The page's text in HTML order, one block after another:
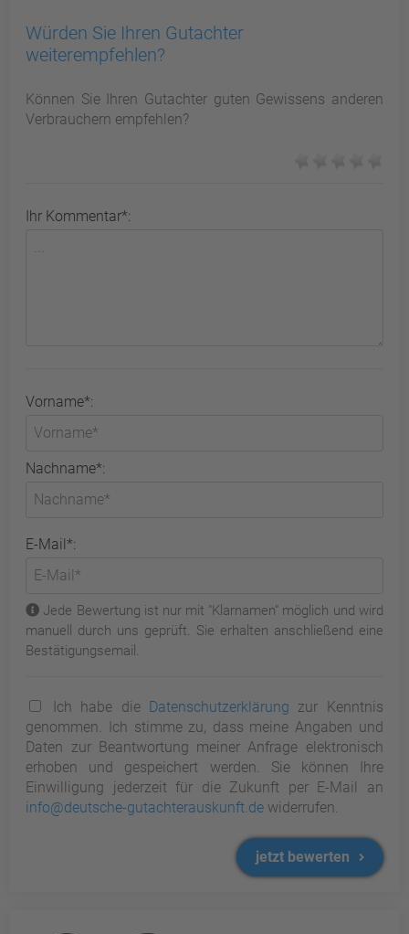
Würden Sie Ihren Gutachter
weiterempfehlen?
Können Sie Ihren Gutachter guten Gewissens anderen
Verbrauchern empfehlen?
Ihr Kommentar*:
Vorname*:
Nachname*:
E-Mail*:
Jede Bewertung ist nur mit "Klarnamen" möglich und wird
manuell durch uns geprüft. Sie erhalten anschließend eine
Bestätigungsemail.
Ich habe die Datenschutzerklärung zur Kenntnis
genommen. Ich stimme zu, dass meine Angaben und
Daten zur Beantwortung meiner Anfrage elektronisch
erhoben und gespeichert werden. Sie können Ihre
Einwilligung jederzeit für die Zukunft per E-Mail an
info@deutsche-gutachterauskunft.de widerrufen.
jetzt bewerten